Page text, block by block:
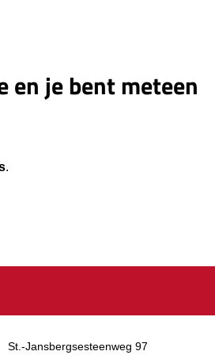
en je bent meteen
.
St.-Jansbergsesteenweg 97